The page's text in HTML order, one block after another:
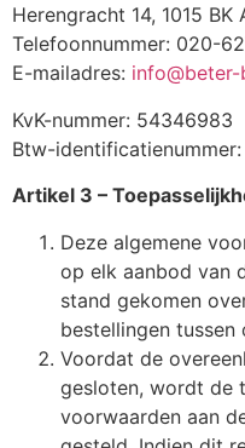
Herengracht 14, 1015 BK
Telefoonnummer: 020-
E-mailadres: info@beter-
KvK-nummer: 54346983
Btw-
Artikel 3 –
Deze algemene
op elk aanbod van
stand gekomen
bestellingen tussen
Voordat de
gesloten, wordt de
voorwaarden aan